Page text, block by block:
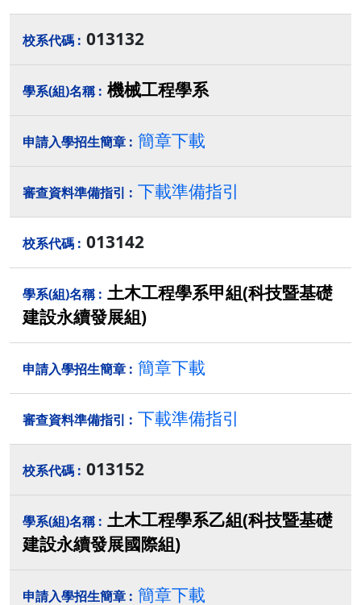
013132
機械工程學系
簡章下載
下載準備指引
013142
土木工程學系甲組(科技暨基礎
建設永續發展組)
簡章下載
下載準備指引
013152
土木工程學系乙組(科技暨基礎
建設永續發展國際組)
簡章下載